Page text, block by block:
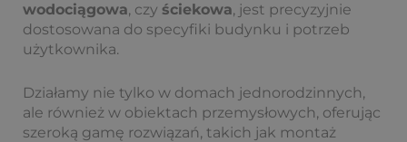
wodociągowa, czy ściekowa, jest precyzyjnie
dostosowana do specyfiki budynku i potrzeb
użytkownika.
Działamy nie tylko w domach jednorodzinnych,
ale również w obiektach przemysłowych, oferując
szeroką gamę rozwiązań, takich jak montaż